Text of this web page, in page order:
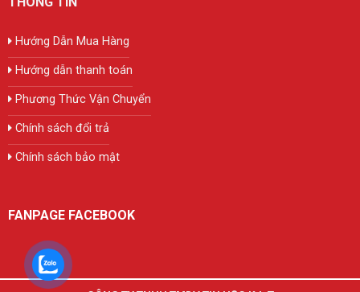
Hướng Dẫn Mua Hàng
Hướng dẫn thanh toán
Phương Thức Vận Chuyển
Chính sách đổi trả
Chính sách bảo mật
FANPAGE FACEBOOK